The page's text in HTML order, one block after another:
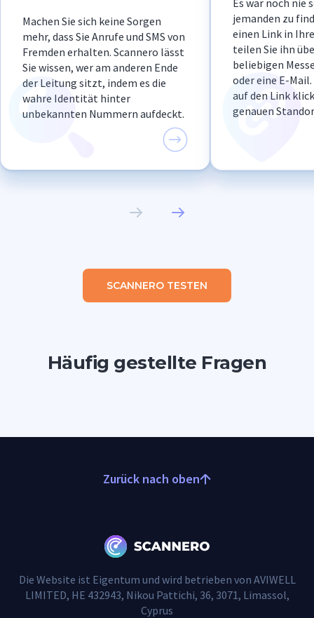
Machen Sie sich keine Sorgen
mehr, dass Sie Anrufe und SMS von
Fremden erhalten. Scannero lässt
Sie wissen, wer am anderen Ende
der Leitung sitzt, indem es die
wahre Identität hinter
unbekannten Nummern aufdeckt.
Es war noch nie
jemanden zu
einen Link in
teilen Sie ihn
beliebigen
oder eine E-
auf den Link
genauen
SCANNERO TESTEN
Häufig gestellte Fragen
Zurück nach oben
Die Website ist Eigentum und wird betrieben von AVIWELL
LIMITED, HE 432943, Nikou Pattichi, 36, 3071, Limassol,
Cyprus